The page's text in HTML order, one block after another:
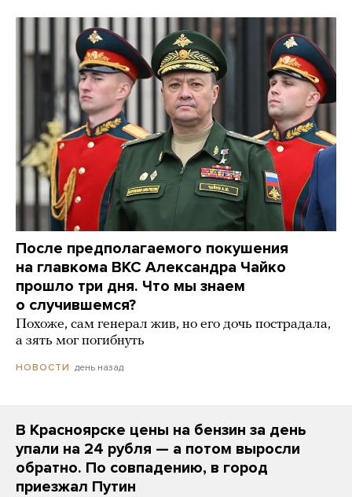
После предполагаемого покушения
на главкома ВКС Александра Чайко
прошло три дня. Что мы знаем
о случившемся?
Похоже, сам генерал жив, но его дочь пострадала,
а зять мог погибнуть
НОВОСТИ день назад
В Красноярске цены на бензин за день
упали на 24 рубля — а потом выросли
обратно. По совпадению, в город
приезжал Путин